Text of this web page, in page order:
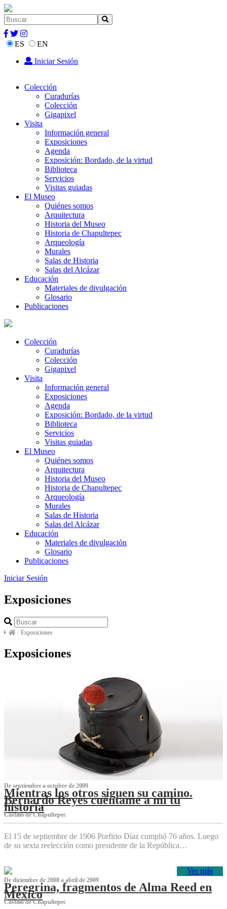
ES
EN
Iniciar Sesión
Colección
Curadurías
Colección
Gigapixel
Visita
Información general
Exposiciones
Agenda
Exposición: Bordado, de la virtud
Biblioteca
Servicios
Visitas guiadas
El Museo
Quiénes somos
Arquitectura
Historia del Museo
Historia de Chapultepec
Arqueología
Murales
Salas de Historia
Salas del Alcázar
Educación
Materiales de divulgación
Glosario
Publicaciones
Colección
Curadurías
Colección
Gigapixel
Visita
Información general
Exposiciones
Agenda
Exposición: Bordado, de la virtud
Biblioteca
Servicios
Visitas guiadas
El Museo
Quiénes somos
Arquitectura
Historia del Museo
Historia de Chapultepec
Arqueología
Murales
Salas de Historia
Salas del Alcázar
Educación
Materiales de divulgación
Glosario
Publicaciones
Iniciar Sesión
Exposiciones
/ Exposiciones
Exposiciones
De septiembre a octubre de 2009
Mientras los otros siguen su camino.
Bernardo Reyes cuéntame a mí tu
historia
Castillo de Chapultepec
El 15 de septiembre de 1906 Porfirio Díaz cumplió 76 años. Luego
de su sexta reelección como presidente de la República…
Ver más
De diciembre de 2008 a abril de 2009
Peregrina, fragmentos de Alma Reed en
México
Castillo de Chapultepec